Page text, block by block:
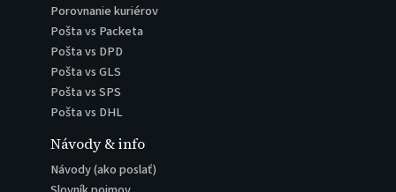
Porovnanie kuriérov
Pošta vs Packeta
Pošta vs DPD
Pošta vs GLS
Pošta vs SPS
Pošta vs DHL
Návody & info
Návody (ako poslať)